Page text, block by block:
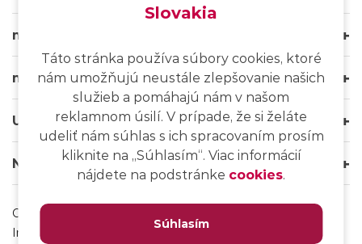
msg life Slovakia
msg life Group
Užitočné odkazy
Naše weby
Ochrana osobných údajov
Impressum
Slovakia
Táto stránka používa súbory cookies, ktoré
nám umožňujú neustále zlepšovanie našich
služieb a pomáhajú nám v našom
reklamnom úsilí. V prípade, že si želáte
udeliť nám súhlas s ich spracovaním prosím
kliknite na ,,Súhlasím“. Viac informácií
nájdete na podstránke cookies.
Súhlasím